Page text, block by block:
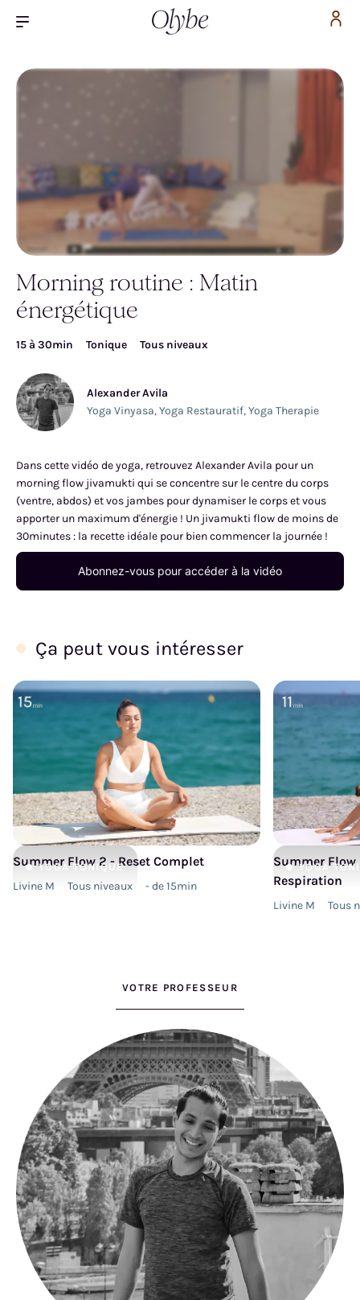
Inscrivez-vous pour accéder gratuitement à la
Morning routine : Matin
énergétique
15 à 30min Tonique Tous niveaux
Alexander Avila
Yoga Vinyasa,Yoga Restauratif,Yoga Therapie
Dans cette vidéo de yoga, retrouvez Alexander Avila pour un
morning flow jivamukti qui se concentre sur le centre du corps
(ventre, abdos) et vos jambes pour dynamiser le corps et vous
apporter un maximum d'énergie ! Un jivamukti flow de moins de
30minutes : la recette idéale pour bien commencer la journée !
Abonnez-vous pour accéder à la vidéo
Ça peut vous intéresser
YOGA TONIQUE
Summer Flow 2 - Reset Complet
Livine M Tous niveaux - de 15min
YOGA
Summer
Respiration
Livine M Tous
VOTRE PROFESSEUR